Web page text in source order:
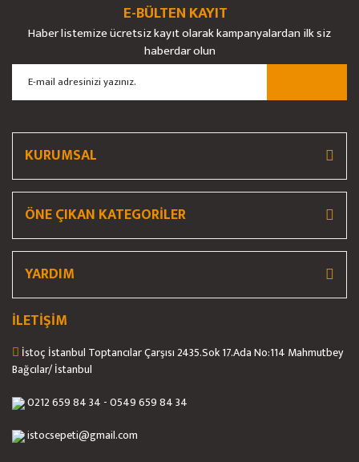
Yorum Yaz
Ürün resmi kalitesiz, bozuk veya görüntülenemiyor.
Ürün açıklamasında eksik bilgiler bulunuyor.
Ürün bilgilerinde hatalar bulunuyor.
Ürün fiyatı diğer sitelerden daha pahalı.
E-BÜLTEN KAYIT
Haber listemize ücretsiz kayıt olarak kampanyalardan ilk siz
haberdar olun
KURUMSAL
ÖNE ÇIKAN KATEGORİLER
YARDIM
İLETİŞİM
İstoç İstanbul Toptancılar Çarşısı 2435.Sok 17.Ada No:114 Mahmutbey
Bağcılar/ İstanbul
0212 659 84 34 - 0549 659 84 34
istocsepeti@gmail.com